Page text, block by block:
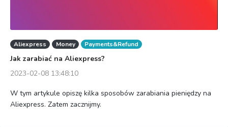
Aliexpress Money Payments&Refund
Jak zarabiać na Aliexpress?
2023-02-08 13:48:10
W tym artykule opiszę kilka sposobów zarabiania pieniędzy na
Aliexpress. Zatem zacznijmy.